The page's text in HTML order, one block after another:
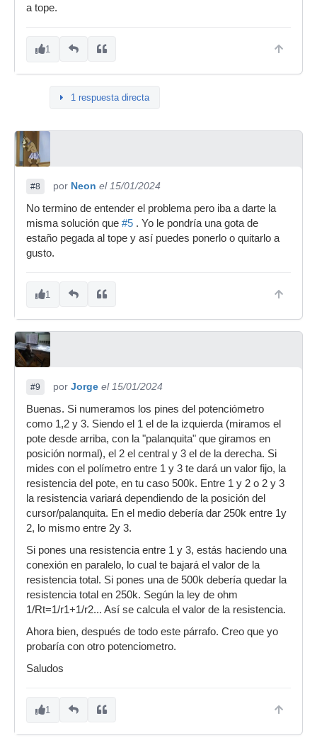
a tope.
1
1 respuesta directa
#8 por Neon el 15/01/2024
No termino de entender el problema pero iba a darte la
misma solución que #5 . Yo le pondría una gota de
estaño pegada al tope y así puedes ponerlo o quitarlo a
gusto.
1
#9 por Jorge el 15/01/2024
Buenas. Si numeramos los pines del potenciómetro
como 1,2 y 3. Siendo el 1 el de la izquierda (miramos el
pote desde arriba, con la "palanquita" que giramos en
posición normal), el 2 el central y 3 el de la derecha. Si
mides con el polímetro entre 1 y 3 te dará un valor fijo, la
resistencia del pote, en tu caso 500k. Entre 1 y 2 o 2 y 3
la resistencia variará dependiendo de la posición del
cursor/palanquita. En el medio debería dar 250k entre 1y
2, lo mismo entre 2y 3.
Si pones una resistencia entre 1 y 3, estás haciendo una
conexión en paralelo, lo cual te bajará el valor de la
resistencia total. Si pones una de 500k debería quedar la
resistencia total en 250k. Según la ley de ohm
1/Rt=1/r1+1/r2... Así se calcula el valor de la resistencia.
Ahora bien, después de todo este párrafo. Creo que yo
probaría con otro potenciometro.
Saludos
1